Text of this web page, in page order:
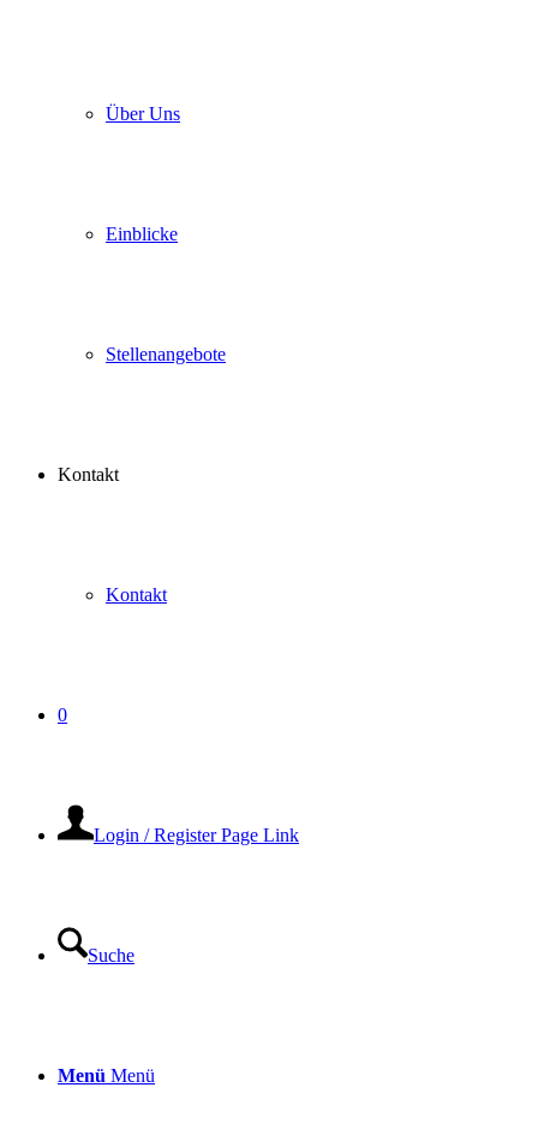
Über Uns
Einblicke
Stellenangebote
Kontakt
Kontakt
0
Login / Register Page Link
Suche
Menü Menü